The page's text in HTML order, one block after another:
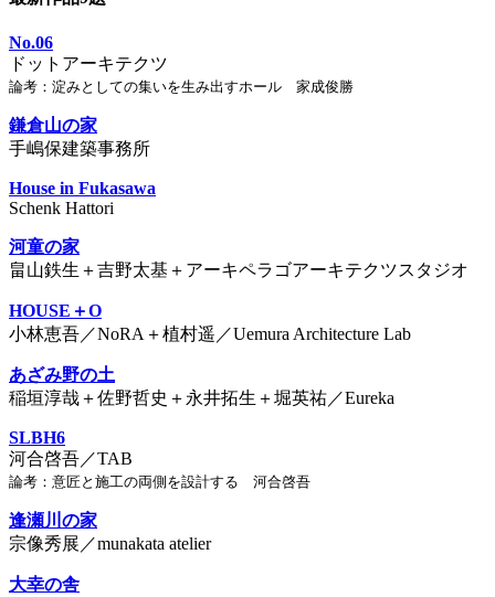
No.06
ドットアーキテクツ
論考：淀みとしての集いを生み出すホール 家成俊勝
鎌倉山の家
手嶋保建築事務所
House in Fukasawa
Schenk Hattori
河童の家
畠山鉄生＋吉野太基＋アーキペラゴアーキテクツスタジオ
HOUSE＋O
小林恵吾／NoRA＋植村遥／Uemura Architecture Lab
あざみ野の土
稲垣淳哉＋佐野哲史＋永井拓生＋堀英祐／Eureka
SLBH6
河合啓吾／TAB
論考：意匠と施工の両側を設計する 河合啓吾
逢瀬川の家
宗像秀展／munakata atelier
大幸の舎